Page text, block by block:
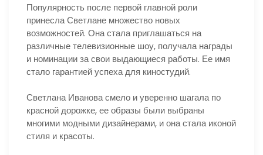
Популярность после первой главной роли
принесла Светлане множество новых
возможностей. Она стала приглашаться на
различные телевизионные шоу, получала награды
и номинации за свои выдающиеся работы. Ее имя
стало гарантией успеха для киностудий.
Светлана Иванова смело и уверенно шагала по
красной дорожке, ее образы были выбраны
многими модными дизайнерами, и она стала иконой
стиля и красоты.